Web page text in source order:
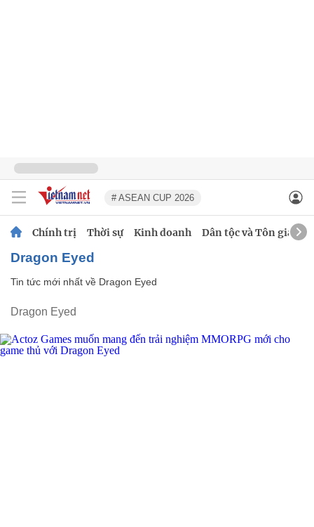
# ASEAN CUP 2026
Chính trị Thời sự Kinh doanh Dân tộc và Tôn giáo
Dragon Eyed
Tin tức mới nhất về Dragon Eyed
Dragon Eyed